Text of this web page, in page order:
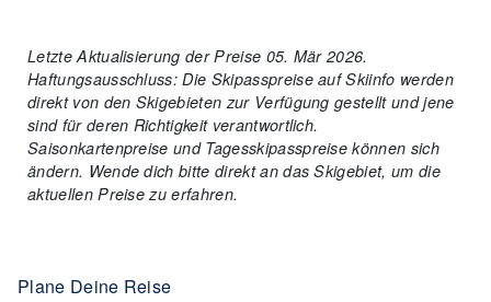
Letzte Aktualisierung der Preise 05. Mär 2026.
Haftungsausschluss: Die Skipasspreise auf Skiinfo werden
direkt von den Skigebieten zur Verfügung gestellt und jene
sind für deren Richtigkeit verantwortlich.
Saisonkartenpreise und Tagesskipasspreise können sich
ändern. Wende dich bitte direkt an das Skigebiet, um die
aktuellen Preise zu erfahren.
Plane Deine Reise